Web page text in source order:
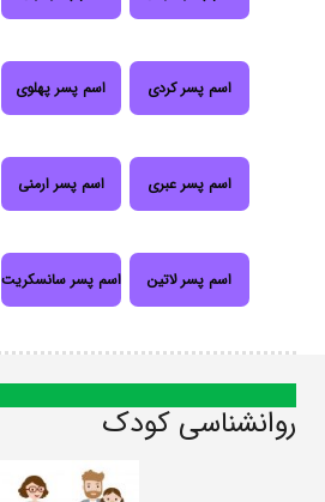
اسم پسر کردی اسم پسر پهلوی
اسم پسر عبری اسم پسر ارمنی
اسم پسر لاتین اسم پسر سانسکریت
روانشناسی کودک